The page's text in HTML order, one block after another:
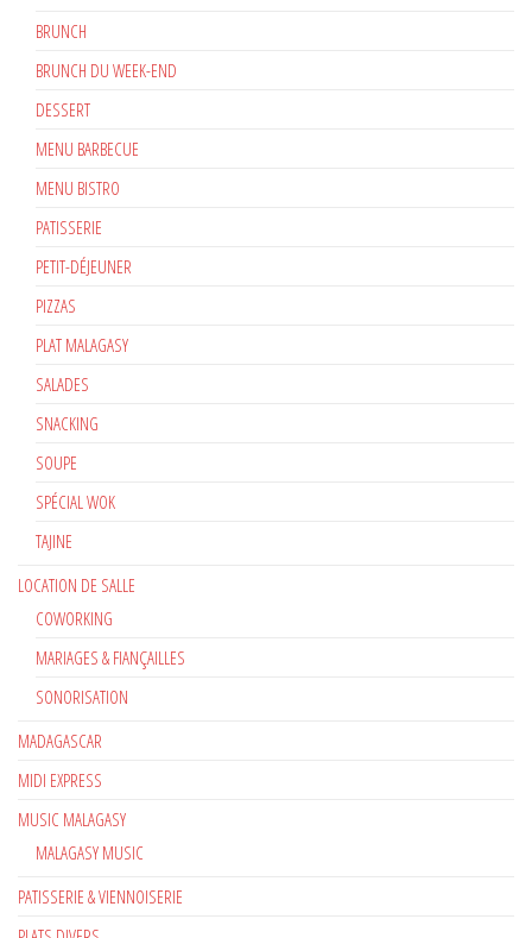
BRUNCH
BRUNCH DU WEEK-END
DESSERT
MENU BARBECUE
MENU BISTRO
PATISSERIE
PETIT-DÉJEUNER
PIZZAS
PLAT MALAGASY
SALADES
SNACKING
SOUPE
SPÉCIAL WOK
TAJINE
LOCATION DE SALLE
COWORKING
MARIAGES & FIANÇAILLES
SONORISATION
MADAGASCAR
MIDI EXPRESS
MUSIC MALAGASY
MALAGASY MUSIC
PATISSERIE & VIENNOISERIE